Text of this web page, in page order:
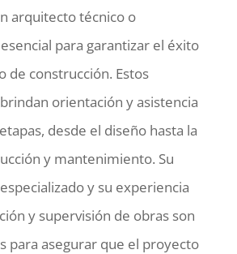
arquitecto técnico o
para garantizar el éxito
de construcción. Estos
orientación y asistencia
desde el diseño hasta la
y mantenimiento. Su
y su experiencia
y supervisión de obras son
para asegurar que el proyecto